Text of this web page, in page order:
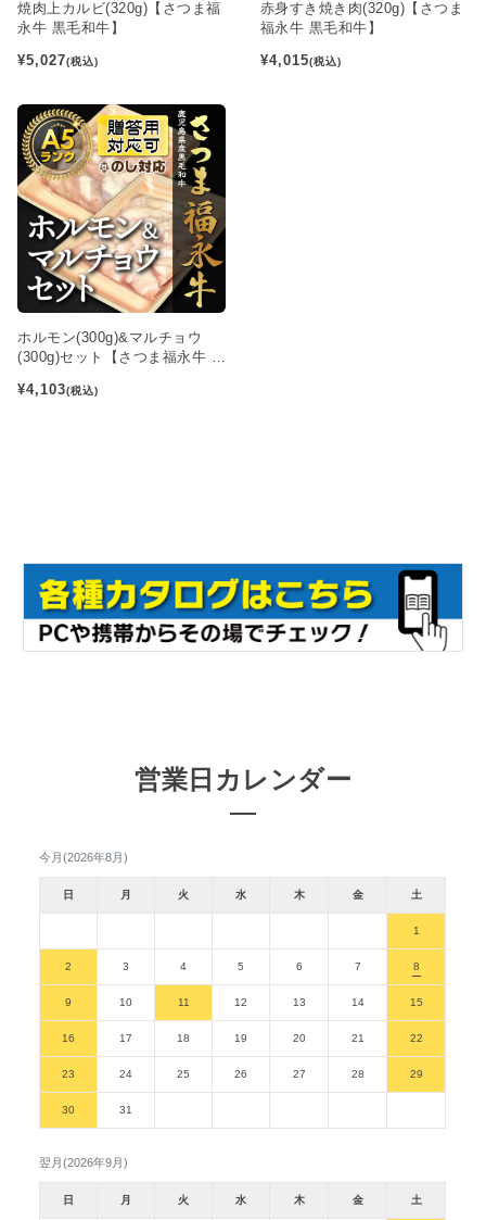
焼肉上カルビ(320g)【さつま福
永牛 黒毛和牛】
¥5,027(税込)
赤身すき焼き肉(320g)【さつま
福永牛 黒毛和牛】
¥4,015(税込)
ホルモン(300g)&マルチョウ
(300g)セット【さつま福永牛 黒
¥4,103(税込)
営業日カレンダー
今月(2026年8月)
日 月 火 水 木 金 土
1
2 3 4 5 6 7 8
9 10 11 12 13 14 15
16 17 18 19 20 21 22
23 24 25 26 27 28 29
30 31
翌月(2026年9月)
日 月 火 水 木 金 土